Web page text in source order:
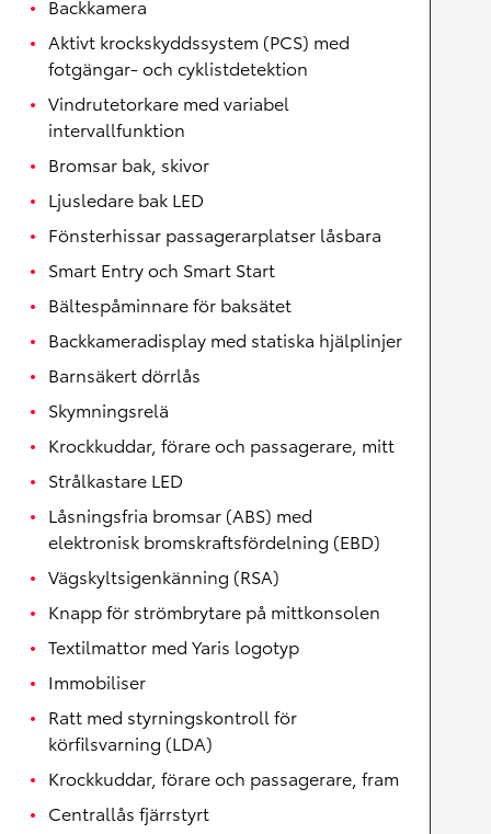
Backkamera
Aktivt krockskyddssystem (PCS) med
fotgängar- och cyklistdetektion
Vindrutetorkare med variabel
intervallfunktion
Bromsar bak, skivor
Ljusledare bak LED
Fönsterhissar passagerarplatser låsbara
Smart Entry och Smart Start
Bältespåminnare för baksätet
Backkameradisplay med statiska hjälplinjer
Barnsäkert dörrlås
Skymningsrelä
Krockkuddar, förare och passagerare, mitt
Strålkastare LED
Låsningsfria bromsar (ABS) med
elektronisk bromskraftsfördelning (EBD)
Vägskyltsigenkänning (RSA)
Knapp för strömbrytare på mittkonsolen
Textilmattor med Yaris logotyp
Immobiliser
Ratt med styrningskontroll för
körfilsvarning (LDA)
Krockkuddar, förare och passagerare, fram
Centrallås fjärrstyrt